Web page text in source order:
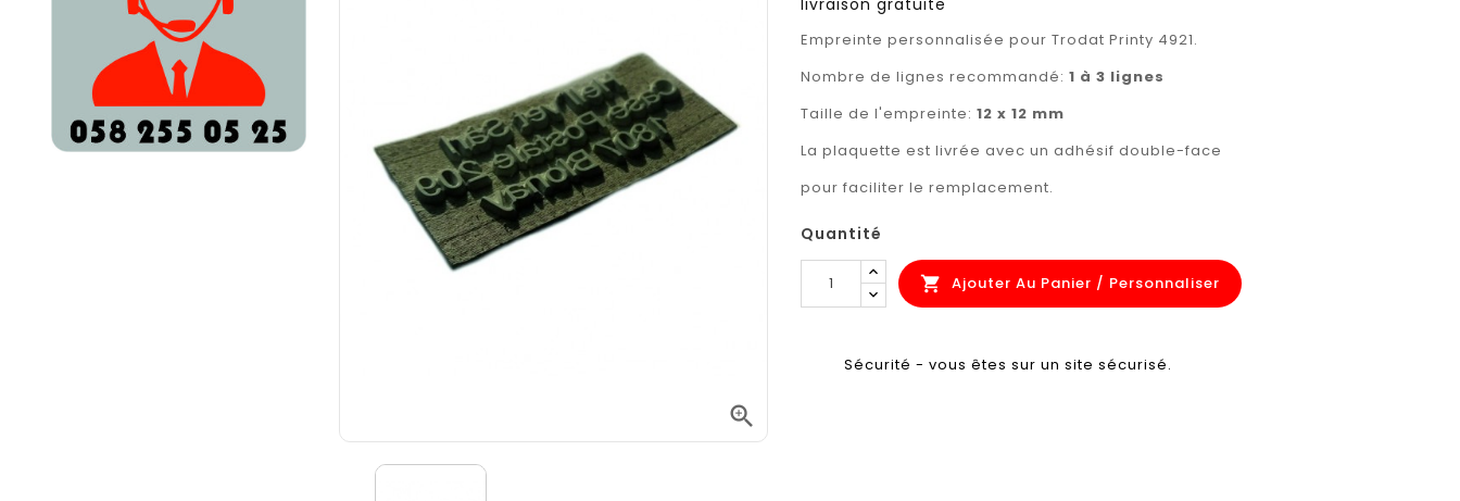

Empreinte personnalisée pour Trodat Printy 4921.
Nombre de lignes recommandé:1 à 3 lignes
Taille de l'empreinte:12 x 12 mm
La plaquette est livrée avec un adhésif double-face
pour faciliter le remplacement.
Quantité
 Ajouter Au Panier / Personnaliser
Sécurité - vous êtes sur un site sécurisé.